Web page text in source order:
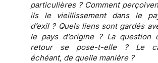
particulières ? Comment
ils le vieillissement dans le
d’exil ? Quels liens sont gardés
le pays d’origine ? La question
retour se pose-t-elle ? Le
échéant, de quelle manière ?